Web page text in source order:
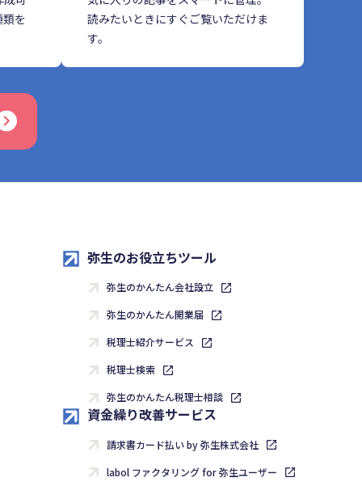
を
読みたいときにすぐご覧いただけま
す。
弥生のお役立ちツール
弥生のかんたん会社設立
弥生のかんたん開業届
税理士紹介サービス
税理士検索
弥生のかんたん税理士相談
資金繰り改善サービス
請求書カード払い by 弥生株式会社
labol ファクタリング for 弥生ユーザー